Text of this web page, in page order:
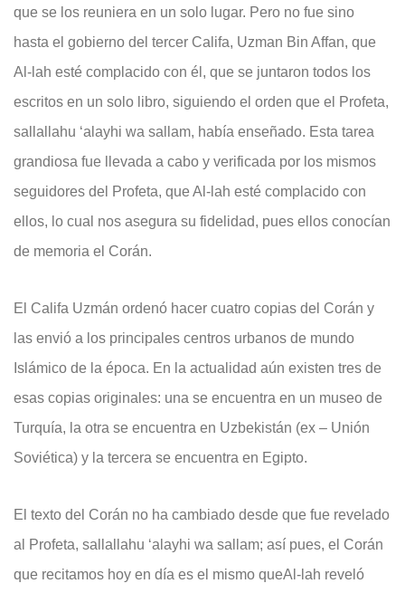
que se los reuniera en un solo lugar. Pero no fue sino
hasta el gobierno del tercer Califa, Uzman Bin Affan, que
Al-lah esté complacido con él, que se juntaron todos los
escritos en un solo libro, siguiendo el orden que el Profeta,
sallallahu ‘alayhi wa sallam, había enseñado. Esta tarea
grandiosa fue llevada a cabo y verificada por los mismos
seguidores del Profeta, que Al-lah esté complacido con
ellos, lo cual nos asegura su fidelidad, pues ellos conocían
de memoria el Corán.
El Califa Uzmán ordenó hacer cuatro copias del Corán y
las envió a los principales centros urbanos de mundo
Islámico de la época. En la actualidad aún existen tres de
esas copias originales: una se encuentra en un museo de
Turquía, la otra se encuentra en Uzbekistán (ex – Unión
Soviética) y la tercera se encuentra en Egipto.
El texto del Corán no ha cambiado desde que fue revelado
al Profeta, sallallahu ‘alayhi wa sallam; así pues, el Corán
que recitamos hoy en día es el mismo queAl-lah reveló